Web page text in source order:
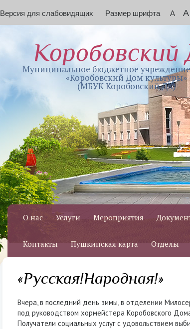
Версия для слабовидящих Размер шрифта A A
Муниципальное бюджетное
«Коробовский Дом культуры»
(МБУК Коробовский ДК)
О нас Услуги Мероприятия
Контакты Пушкинская карта Отделы
«Русская!Народная!»
Вчера, в последний день зимы, в отделении
под руководством хормейстера Коробовского
Получатели социальных услуг с удовольствием